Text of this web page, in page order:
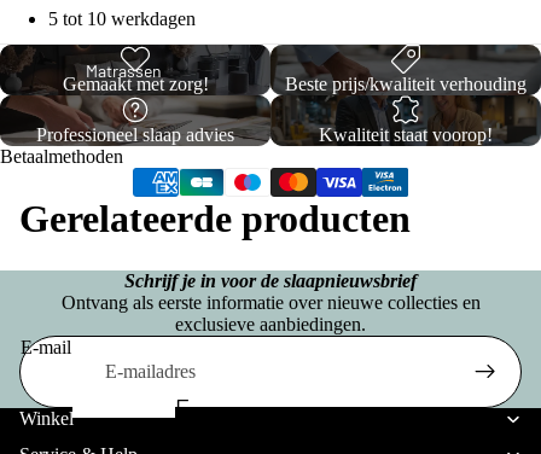
d
ii
C
o
ll
e
ti
o
W
b
e
d
d
e
n
La
nb
Boxsprin
gs
Twijfel
aar
Boxsp
rings
T
w
e
p
spri
ng
T
w
ij
e
a
Matrassen
E
5 tot 10 werkdagen
Gemaakt met zorg! Beste prijs/kwaliteit verhouding
Professioneel slaap advies
Kwaliteit staat voorop!
Betaalmethoden
Gerelateerde producten
Schrijf je in voor de slaapnieuwsbrief
Ontvang als eerste informatie over nieuwe collecties en
exclusieve aanbiedingen.
E-mail
Winkel
Privacybeleid
Verzendbeleid
Terugbetalingsbeleid